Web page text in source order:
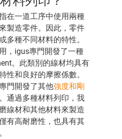
在一道工序中使用兩種
製造零件。因此，零件
多種不同材料的特性。
，igus專門開發了一種
。此類別的線材均具有
性和良好的摩擦係數。
門開發了其他強度和剛
通過多種材料列印，我
線材和其他材料來製造
有高耐磨性，也具有其